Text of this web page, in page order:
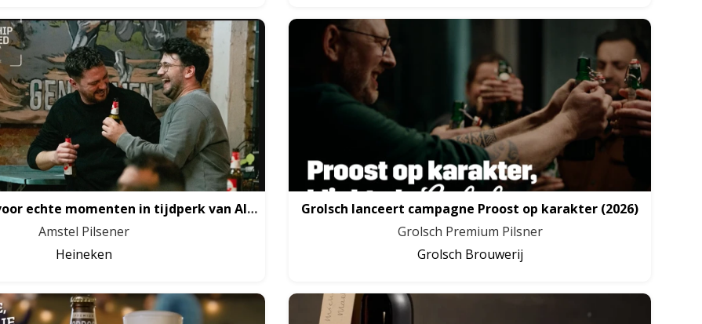
Amstel kiest voor echte momenten in tijdperk van AI(2026)
Amstel Pilsener
Heineken
Grolsch lanceert campagne Proost op karakter (2026)
Grolsch Premium Pilsner
Grolsch Brouwerij